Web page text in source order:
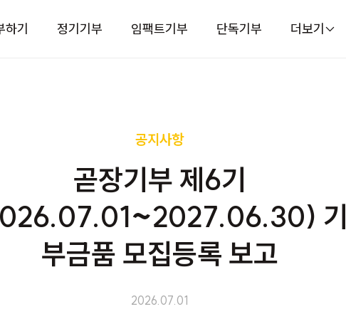
하기 정기기부 임팩트기부 단독기부 더보기
공지사항
곧장기부 제6기
기
부금품 모집등록 보고
2026.07.01